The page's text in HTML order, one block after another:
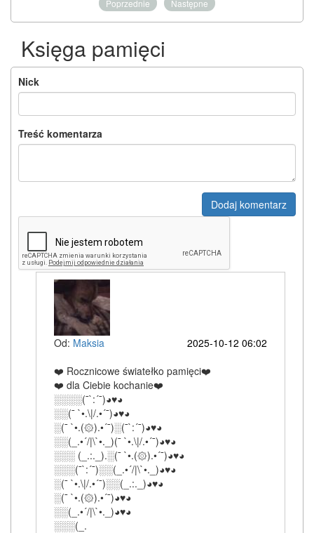
Poprzednie Następne
Księga pamięci
Nick
Treść komentarza
Dodaj komentarz
Od: Maksia
2025-10-12 06:02
❤️ Rocznicowe światełko pamięci❤️
❤️ dla Ciebie kochanie❤️
░░░░(¯`:´¯)◕♥◕
░░(¯ `•.\|/.•´¯)◕♥◕
░(¯ `•.(۞).•´¯)░(¯`:´¯)◕♥◕
░░(_.•´/|\`•._)(¯ `•.\|/.•´¯)◕♥◕
░░░ (_.:._).░(¯ `•.(۞).•´¯)◕♥◕
░░░(¯`:´¯)░░(_.•´/|\`•._)◕♥◕
░(¯ `•.\|/.•´¯)░░(_.:._)◕♥◕
░(¯ `•.(۞).•´¯)◕♥◕
░░(_.•´/|\`•._)◕♥◕
░░░(_.